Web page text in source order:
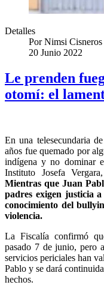
Detalles
PorNimsi Cisneros
20 Junio 2022
Le prenden
otomí: el
En una telesecundaria
años fue quemado por
indígena y no dominar
Instituto Josefa
Mientras que Juan
padres exigen justicia
conocimiento del
violencia.
La Fiscalía confirmó
pasado 7 de junio, pero
servicios periciales han
Pablo y se dará
hechos.